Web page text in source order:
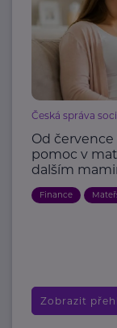
Česká správa
Od
pomoc v
dalším
Finance
Zobrazit